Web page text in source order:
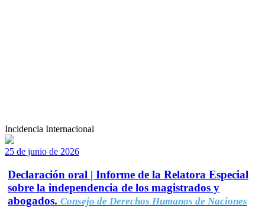
Incidencia Internacional
25 de junio de 2026
Declaración oral | Informe de la Relatora Especial
sobre la independencia de los magistrados y
abogados. Consejo de Derechos Humanos de Naciones